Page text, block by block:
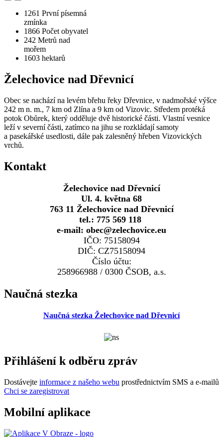
1261 První písemná
zmínka
1866 Počet obyvatel
242 Metrů nad
mořem
1603 hektarů
Želechovice nad Dřevnicí
Obec se nachází na levém břehu řeky Dřevnice, v nadmořské výšce
242 m n. m., 7 km od Zlína a 9 km od Vizovic. Středem protéká
potok Obůrek, který odděluje dvě historické části. Vlastní vesnice
leží v severní části, zatímco na jihu se rozkládají samoty
a pasekářské usedlosti, dále pak zalesněný hřeben Vizovických
vrchů.
Kontakt
Želechovice nad Dřevnicí
Ul. 4. května 68
763 11 Želechovice nad Dřevnicí
tel.: 775 569 118
e-mail: obec@zelechovice.eu
IČO: 75158094
DIČ: CZ75158094
Číslo účtu:
258966988 / 0300 ČSOB, a.s.
Naučná stezka
Naučná stezka Želechovice nad Dřevnicí
Přihlášení k odběru zpráv
Dostávejte informace z našeho webu prostřednictvím SMS a e-mailů
Chci se zaregistrovat
Mobilní aplikace